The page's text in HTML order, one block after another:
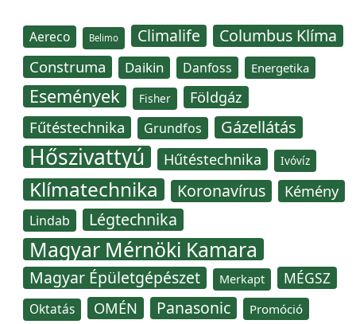
Aereco Belimo Climalife Columbus Klíma
Construma Daikin Danfoss Energetika
Események Fisher Földgáz
Fűtéstechnika Grundfos Gázellátás
Hőszivattyú Hűtéstechnika Ivóvíz
Klímatechnika Koronavírus Kémény
Lindab Légtechnika
Magyar Mérnöki Kamara
Magyar Épületgépészet Merkapt MÉGSZ
Oktatás OMÉN Panasonic Promóció